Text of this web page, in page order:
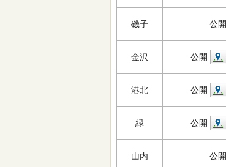
磯子 公開
金沢 公開
港北 公開
緑 公開
山内 公開